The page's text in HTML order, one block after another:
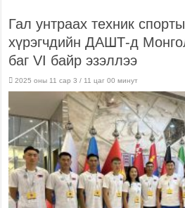
Гал унтраах техник
хүрэгчдийн ДАШТ-д
баг VI байр эзэллээ
2025 оны 11 сар 3 / 11 цаг 00 минут